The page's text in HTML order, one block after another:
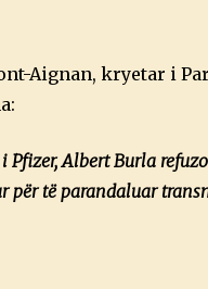
Aignan, kryetar i
Pfizer, Albert Burla
për të parandaluar